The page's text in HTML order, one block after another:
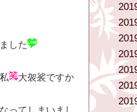
した
大袈裟ですか
ってしまいまし